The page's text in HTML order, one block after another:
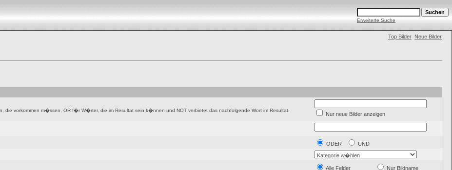
Erweiterte Suche
Top Bilder Neue Bilder
die vorkommen m�ssen, OR f�r W�rter, die im Resultat sein k�nnen und NOT verbietet das nachfolgende Wort im Resultat.
Nur neue Bilder anzeigen
ODER
UND
Alle Felder
Nur Bildname